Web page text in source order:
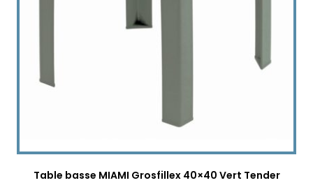
Table basse MIAMI Grosfillex 40×40 Vert Tender